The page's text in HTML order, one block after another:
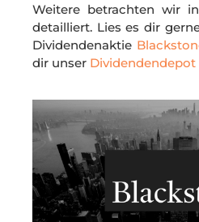
Weitere betrachten wir
detailliert. Lies es dir
Dividendenaktie
dir unser Dividendendepot